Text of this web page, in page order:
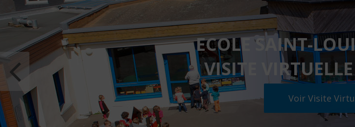
BIENVENUE À L'ÉCOLE
ECOLE MATERNELLE ET PRIMAIRE
En Lire Plus